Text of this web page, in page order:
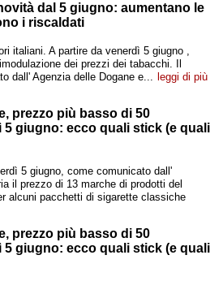
dal 5 giugno: aumentano le
i riscaldati
italiani. A partire da venerdì 5 giugno ,
dei prezzi dei tabacchi. Il
dall' Agenzia delle Dogane e... leggi di più
prezzo più basso di 50
5 giugno: ecco quali stick (e quali
5 giugno, come comunicato dall'
il prezzo di 13 marche di prodotti del
alcuni pacchetti di sigarette classiche
prezzo più basso di 50
5 giugno: ecco quali stick (e quali